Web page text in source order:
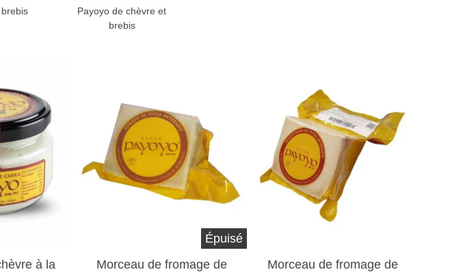
Payoyo de chèvre et
brebis
à la
Épuisé
Morceau de fromage de
Morceau de fromage de